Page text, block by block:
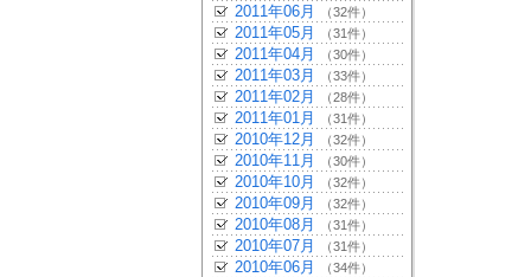
2011年06月 （32件）
2011年05月 （31件）
2011年04月 （30件）
2011年03月 （33件）
2011年02月 （28件）
2011年01月 （31件）
2010年12月 （32件）
2010年11月 （30件）
2010年10月 （32件）
2010年09月 （32件）
2010年08月 （31件）
2010年07月 （31件）
2010年06月 （34件）